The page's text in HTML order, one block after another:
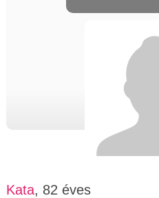
Kata, 82 éves